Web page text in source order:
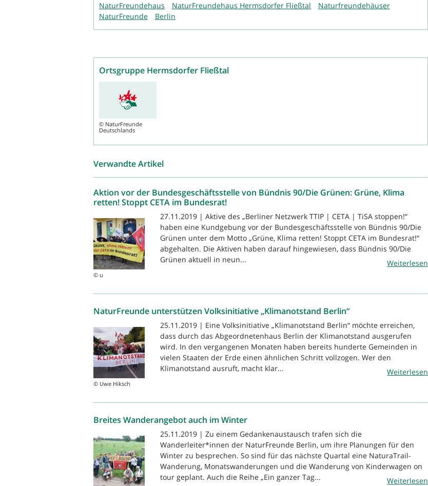
NaturFreundehaus NaturFreundehaus Hermsdorfer Fließtal
Naturfreundehäuser
NaturFreunde
Berlin
Ortsgruppe Hermsdorfer Fließtal
© NaturFreunde
Deutschlands
Verwandte Artikel
Aktion vor der Bundesgeschäftsstelle von Bündnis 90/Die Grünen: Grüne, Klima
retten! Stoppt CETA im Bundesrat!
© u
27.11.2019 | Aktive des „Berliner Netzwerk TTIP | CETA | TiSA stoppen!“
haben eine Kundgebung vor der Bundesgeschäftsstelle von Bündnis 90/Die
Grünen unter dem Motto „Grüne, Klima retten! Stoppt CETA im Bundesrat!“
abgehalten. Die Aktiven haben darauf hingewiesen, dass Bündnis 90/Die
Grünen aktuell in neun...
Weiterlesen
NaturFreunde unterstützen Volksinitiative „Klimanotstand Berlin“
© Uwe Hiksch
25.11.2019 | Eine Volksinitiative „Klimanotstand Berlin“ möchte erreichen,
dass durch das Abgeordnetenhaus Berlin der Klimanotstand ausgerufen
wird. In den vergangenen Monaten haben bereits hunderte Gemeinden in
vielen Staaten der Erde einen ähnlichen Schritt vollzogen. Wer den
Klimanotstand ausruft, macht klar...
Weiterlesen
Breites Wanderangebot auch im Winter
25.11.2019 | Zu einem Gedankenaustausch trafen sich die
Wanderleiter*innen der NaturFreunde Berlin, um ihre Planungen für den
Winter zu besprechen. So sind für das nächste Quartal eine NaturaTrail-
Wanderung, Monatswanderungen und die Wanderung von Kinderwagen on
tour geplant. Auch die Reihe „Ein ganzer Tag...
Weiterlesen